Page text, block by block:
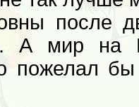
после
А мир на
пожелал